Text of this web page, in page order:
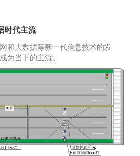
时代主流
和大数据等新一代信息技术的发
为当下的主流。